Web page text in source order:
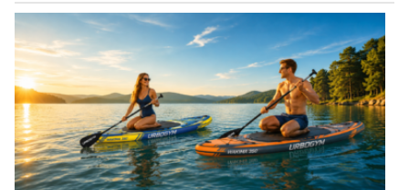
dodatkowo wyposażyła Panią Karolinę nie tylko w
wiedzę teoretyczną, ale również praktyczną.